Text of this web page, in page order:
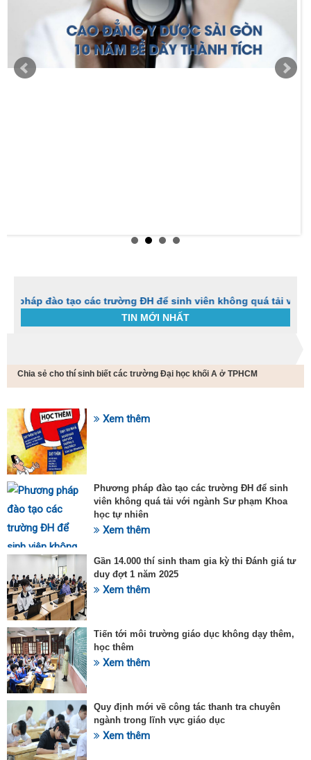
tạo các trường ĐH để sinh viên không quá tải với ngành
TIN MỚI NHẤT
Chia sẻ cho thí sinh biết các trường Đại học khối A ở TPHCM
SỰ KIỆN HOT Xem thêm
Phương pháp đào tạo các trường ĐH để sinh
viên không quá tải với ngành Sư phạm Khoa
học tự nhiên
Xem thêm
Gần 14.000 thí sinh tham gia kỳ thi Đánh giá tư
duy đợt 1 năm 2025
Xem thêm
Tiến tới môi trường giáo dục không dạy thêm,
học thêm
Xem thêm
Quy định mới về công tác thanh tra chuyên
ngành trong lĩnh vực giáo dục
Xem thêm